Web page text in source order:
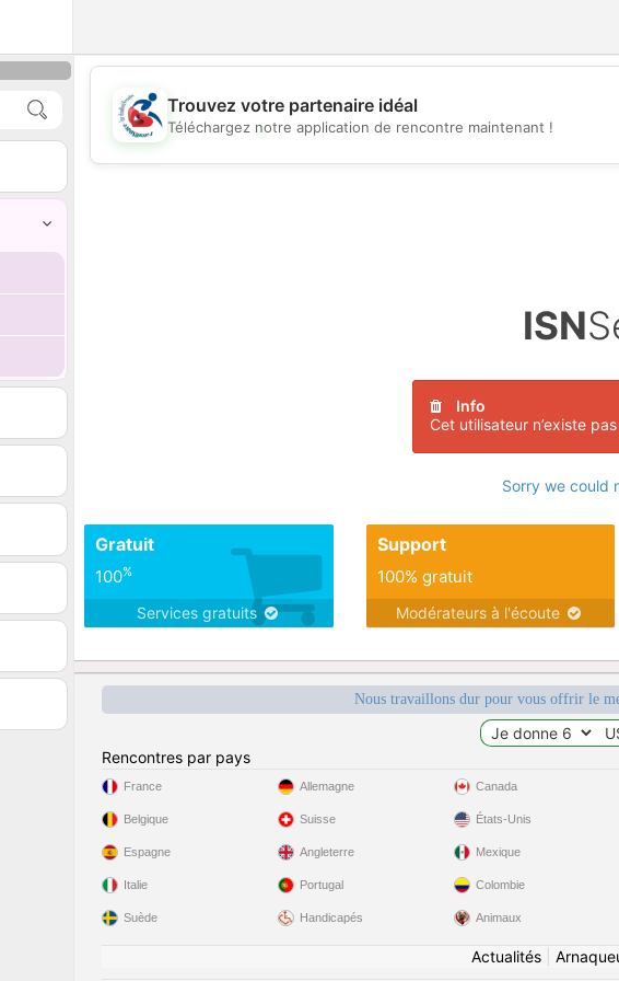
💖
Trouvez votre partenaire idéal
Téléchargez notre application de rencontre maintenant !
ISN
Info
Cet utilisateur n’existe
Sorry we could
Gratuit
100%
Services gratuits
Support
100% gratuit
Modérateurs à l'écoute
Nous travaillons dur pour vous offrir le
Rencontres par pays
France
Belgique
Espagne
Italie
Suède
Allemagne
Suisse
Angleterre
Portugal
Handicapés
Canada
États-Unis
Mexique
Colombie
Animaux
Actualités|